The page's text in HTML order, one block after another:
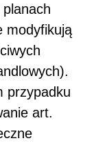
modyfikują
przypadku
art.